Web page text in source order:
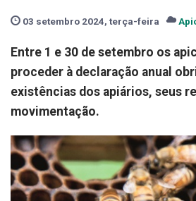
03 setembro 2024, terça-feira
Entre 1 e 30 de setembro os
proceder à declaração anual
existências dos apiários, seus
movimentação.